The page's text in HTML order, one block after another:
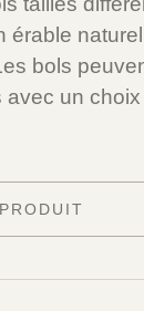
érable naturel
bols
avec un choix